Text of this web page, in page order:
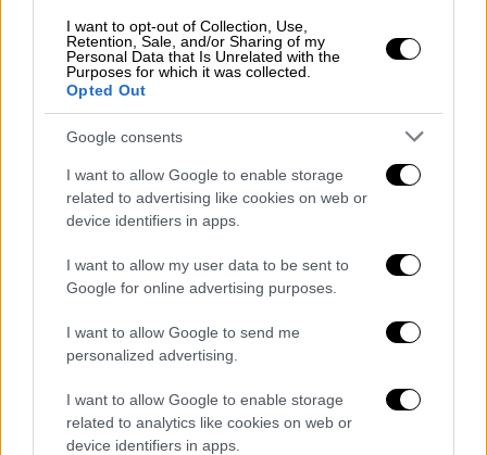
I want to opt-out of Collection, Use,
Retention, Sale, and/or Sharing of my
Personal Data that Is Unrelated with the
Purposes for which it was collected.
Opted Out
Google consents
I want to allow Google to enable storage
related to advertising like cookies on web or
device identifiers in apps.
I want to allow my user data to be sent to
Google for online advertising purposes.
I want to allow Google to send me
personalized advertising.
I want to allow Google to enable storage
related to analytics like cookies on web or
device identifiers in apps.
H AEK άγγιξε το γκολ με τονΣιμάνσκι
45', με τονΟλιβέιρα
αμύνθηκε εξαιρετικά με υπερπροσπάθεια
. Η θεσσαλική
ομάδα ωστόσο δεν τα κατάφερε και στο 70'
οπότε έπειτα από πολιορκία διαρκείας της
απομακρύνουν, οΑνσαριφάρντέστειλε την
μπάλα στα δίχτυα με κοντινή προβολή. Το
πείσμα των παικτών της ΑΕΚ στη
συγκεκριμένη φάση τους δικαίωσε καθώς
βρήκαν το γκολ της ισοφάρισης (2-2).